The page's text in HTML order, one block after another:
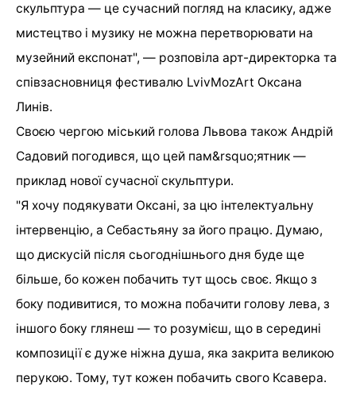
скульптура — це сучасний погляд на класику, адже
мистецтво і музику не можна перетворювати на
музейний експонат", — розповіла арт-директорка та
співзасновниця фестивалю LvivMozArt Оксана
Линів.
Своєю чергою міський голова Львова також Андрій
Садовий погодився, що цей пам&rsquo;ятник —
приклад нової сучасної скульптури.
"Я хочу подякувати Оксані, за цю інтелектуальну
інтервенцію, а Себастьяну за його працю. Думаю,
що дискусій після сьогоднішнього дня буде ще
більше, бо кожен побачить тут щось своє. Якщо з
боку подивитися, то можна побачити голову лева, з
іншого боку глянеш — то розумієш, що в середині
композиції є дуже ніжна душа, яка закрита великою
перукою. Тому, тут кожен побачить свого Ксавера.